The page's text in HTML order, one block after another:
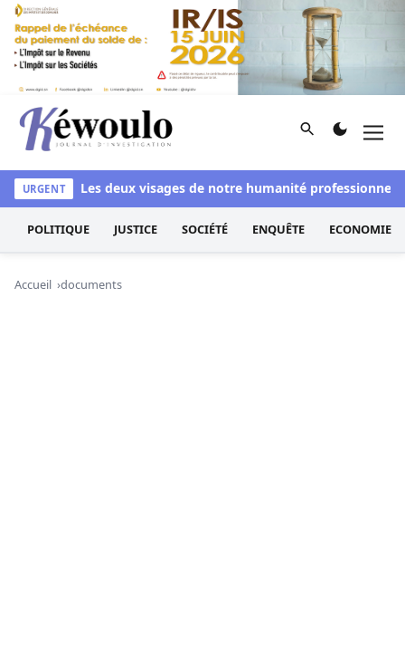
Aller au contenu
Kéwoulo, le premier site d'information et d'investigation
Rechercher
URGENT
blanchi Les deux visages de notre humanité professionnelle
POLITIQUE JUSTICE SOCIÉTÉ ENQUÊTE ECONOMIE
Accueil documents